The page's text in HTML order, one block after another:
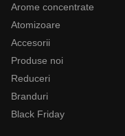
Arome concentrate
Atomizoare
Accesorii
Produse noi
Reduceri
Branduri
Black Friday